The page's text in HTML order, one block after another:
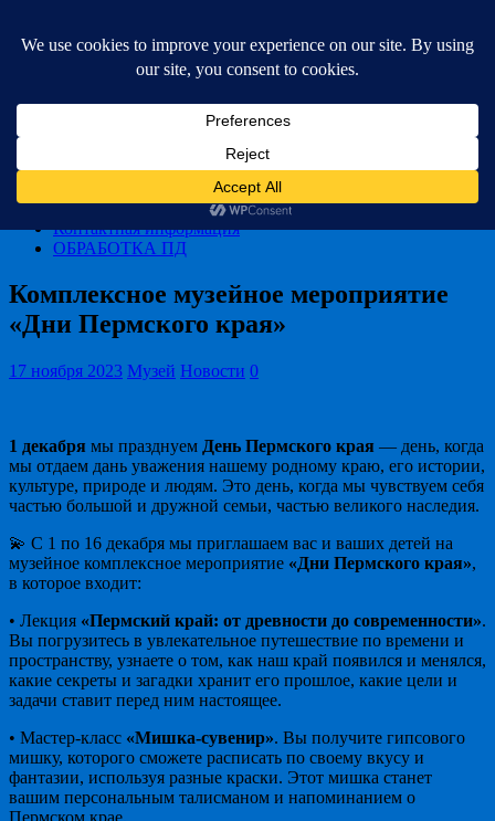
Чернушинский краеведческий музей
Стоимость билетов
О Музее
Контактная информация
ОБРАБОТКА ПД
Комплексное музейное мероприятие
«Дни Пермского края»
17 ноября 2023 Музей Новости 0
1 декабря мы празднуем День Пермского края — день, когда
мы отдаем дань уважения нашему родному краю, его истории,
культуре, природе и людям. Это день, когда мы чувствуем себя
частью большой и дружной семьи, частью великого наследия.
💫 С 1 по 16 декабря мы приглашаем вас и ваших детей на
музейное комплексное мероприятие «Дни Пермского края»,
в которое входит:
• Лекция «Пермский край: от древности до современности».
Вы погрузитесь в увлекательное путешествие по времени и
пространству, узнаете о том, как наш край появился и менялся,
какие секреты и загадки хранит его прошлое, какие цели и
задачи ставит перед ним настоящее.
• Мастер-класс «Мишка-сувенир». Вы получите гипсового
мишку, которого сможете расписать по своему вкусу и
фантазии, используя разные краски. Этот мишка станет
вашим персональным талисманом и напоминанием о